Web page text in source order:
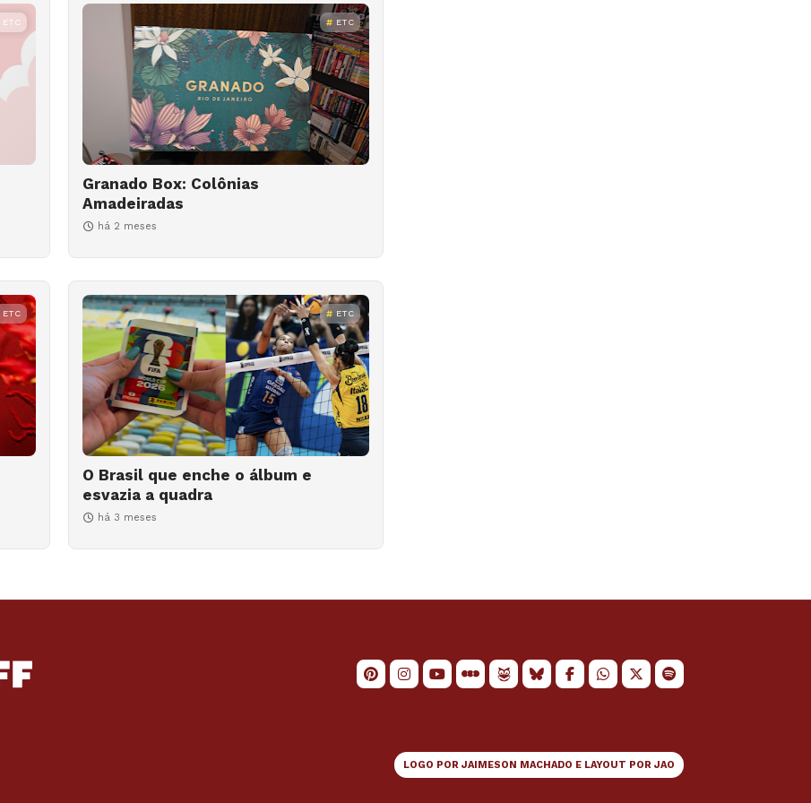
ETC ETC
Granado Box: Colônias
Amadeiradas
há 2 meses
ETC ETC
O Brasil que enche o álbum e
esvazia a quadra
há 3 meses
LOGO POR JAIMESON MACHADO E LAYOUT POR JAO